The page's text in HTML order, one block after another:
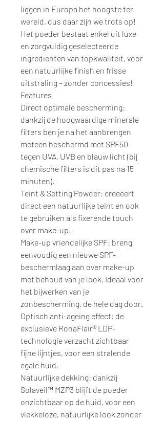
liggen in Europa het hoogste ter
wereld, dus daar zijn we trots op!
Het poeder bestaat enkel uit luxe
en zorgvuldig geselecteerde
ingrediënten van topkwaliteit, voor
een natuurlijke finish en frisse
uitstraling – zonder concessies!
Features
Direct optimale bescherming:
dankzij de hoogwaardige minerale
filters ben je na het aanbrengen
meteen beschermd met SPF50
tegen UVA, UVB en blauw licht (bij
chemische filters is dit pas na 15
minuten).
Teint & Setting Powder: creeëert
direct een natuurlijke teint en ook
te gebruiken als fixerende touch
over make-up.
Make-up vriendelijke SPF: breng
eenvoudig een nieuwe SPF-
beschermlaag aan over make-up
met behoud van je look. Ideaal voor
het bijwerken van je
zonbescherming, de hele dag door.
Optisch anti-ageing effect: de
exclusieve RonaFlair® LDP-
technologie verzacht zichtbaar
fijne lijntjes, voor een stralende
egale huid.
Natuurlijke dekking: dankzij
Solaveil™ MZP3 blijft de poeder
onzichtbaar op de huid, voor een
vlekkeloze, natuurlijke look zonder